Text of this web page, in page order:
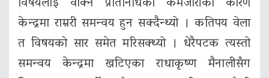
केन्द्रमा राम्ररी समन्वय हुन सक्दैन्थ्यो । कतिपय वेला
त विषयको सार समेत मरिसक्थ्यो । धेरैपटक त्यस्तो
समन्वय केन्द्रमा खटिएका राधाकृष्ण मैनालीसँग